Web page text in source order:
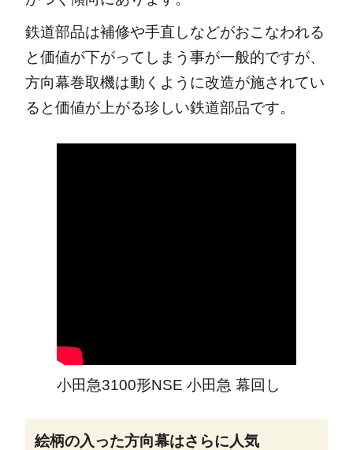
鉄道部品は補修や手直しなどがおこなわれる
と価値が下がってしまう事が一般的ですが、
方向幕巻取機は動くように改造が施されてい
ると価値が上がる珍しい鉄道部品です。
小田急3100形NSE 小田急 幕回し
絵柄の入った方向幕はさらに人気